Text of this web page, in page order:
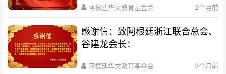
阿根廷华文教育基金会 2个月前
感谢信：致阿根廷浙江联合总会、
谷建龙会长：
阿根廷华文教育基金会 2个月前